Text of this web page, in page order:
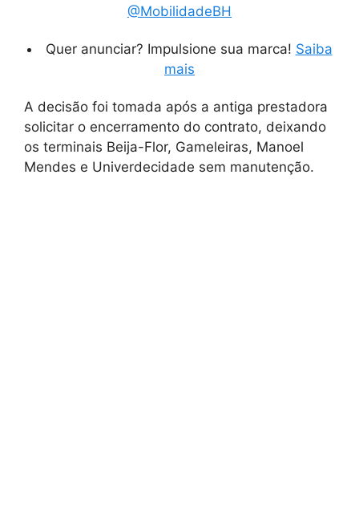
@MobilidadeBH
Quer anunciar? Impulsione sua marca! Saiba
mais
A decisão foi tomada após a antiga prestadora
solicitar o encerramento do contrato, deixando
os terminais Beija-Flor, Gameleiras, Manoel
Mendes e Univerdecidade sem manutenção.